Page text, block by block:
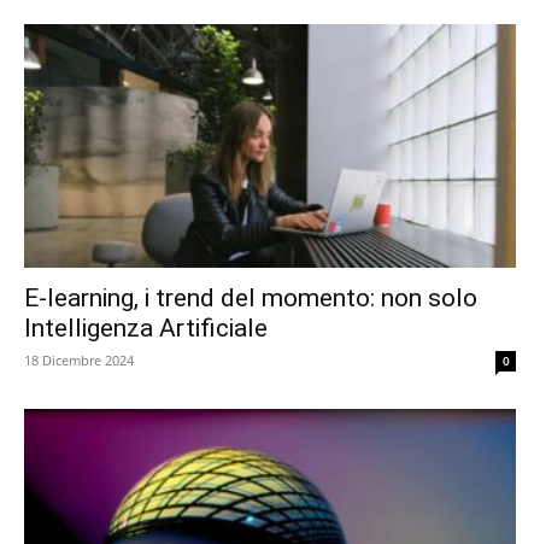
E-learning, i trend del momento: non solo
Intelligenza Artificiale
18 Dicembre 2024 0